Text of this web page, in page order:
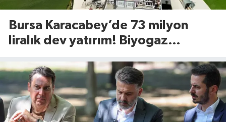
Bursa Karacabey’de 73 milyon
liralık dev yatırım! Biyogaz
yükseliyor